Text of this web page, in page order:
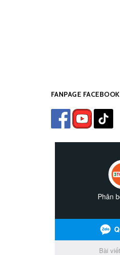
FANPAGE FACEBOOK